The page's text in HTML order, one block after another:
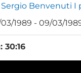
Benvenuti I
1989 - 09/03/
30:16